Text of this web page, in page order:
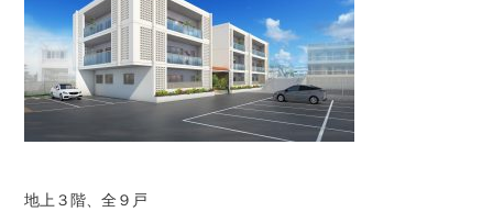
地上３階、全９戸